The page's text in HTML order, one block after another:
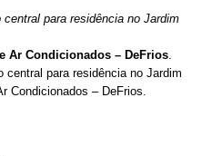
para residência no Jardim
Ar Condicionados – DeFrios.
central para residência no Jardim
Condicionados – DeFrios.